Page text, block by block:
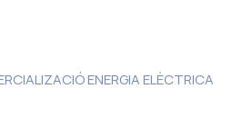
ENERGIA ELÈCTRICA